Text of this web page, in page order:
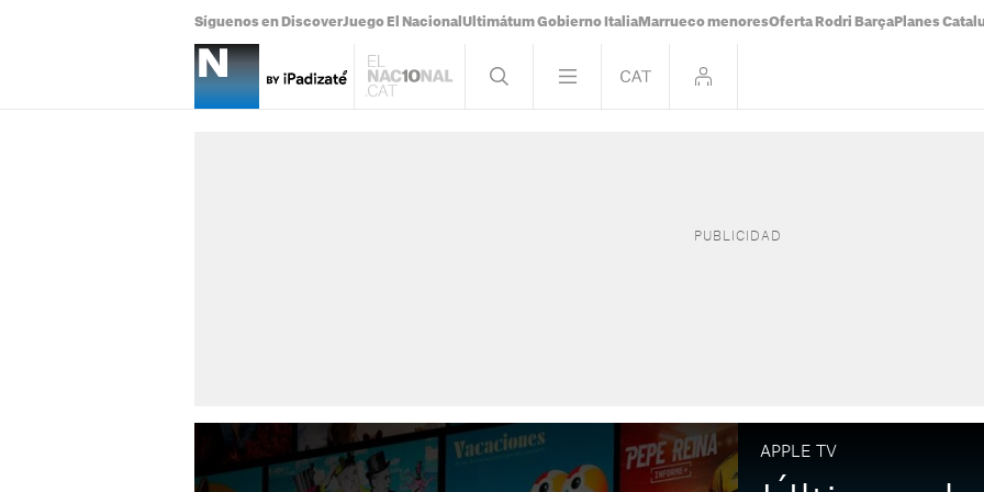
Síguenos en DiscoverJuego El Nacional Ultimátum Gobierno Italia Marrueco menoresOferta Rodri Barça Planes
APPLE TV